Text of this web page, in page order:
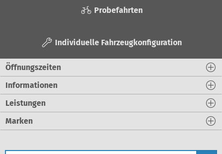
Probefahrten
Individuelle Fahrzeugkonfiguration
Öffnungszeiten
Informationen
Leistungen
Marken